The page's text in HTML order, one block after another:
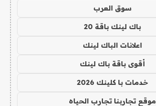
سوق العرب
باك لينك باقة 20
اعلانات الباك لينك
أقوى باقة باك لينك
خدمات با كلينك 2026
موقع تجاربنا تجارب الحياه